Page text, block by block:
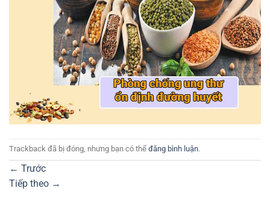
Trackback đã bị đóng, nhưng bạn có thể đăng bình luận.
← Trước
Tiếp theo →